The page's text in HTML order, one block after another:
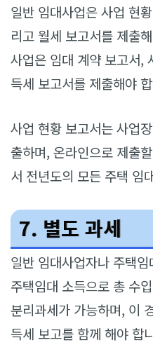
일반 임대사업은 사업 현
리고 월세 보고서를 제출
사업은 임대 계약 보고서,
득세 보고서를 제출해야
사업 현황 보고서는 사업
출하며, 온라인으로 제출
서 전년도의 모든 주택 임
7. 별도 과세
일반 임대사업자나 주택
주택임대 소득으로 총 수
분리과세가 가능하며, 이
득세 보고를 함께 해야 합